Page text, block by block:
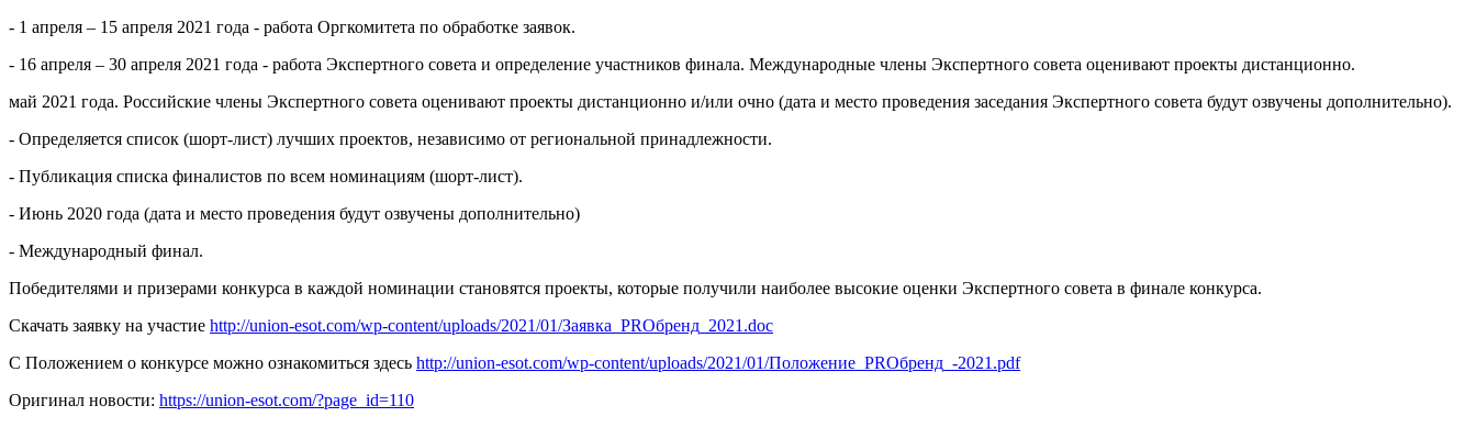
- 1 апреля – 15 апреля 2021 года - работа Оргкомитета по обработке заявок.
- 16 апреля – 30 апреля 2021 года - работа Экспертного совета и определение участников финала. Международные члены Экспертного совета оценивают проекты дистанционно.
май 2021 года. Российские члены Экспертного совета оценивают проекты дистанционно и/или очно (дата и место проведения заседания Экспертного совета будут озвучены дополнительно).
- Определяется список (шорт-лист) лучших проектов, независимо от региональной принадлежности.
- Публикация списка финалистов по всем номинациям (шорт-лист).
- Июнь 2020 года (дата и место проведения будут озвучены дополнительно)
- Международный финал.
Победителями и призерами конкурса в каждой номинации становятся проекты, которые получили наиболее высокие оценки Экспертного совета в финале конкурса.
Скачать заявку на участие http://union-esot.com/wp-content/uploads/2021/01/Заявка_PROбренд_2021.doc
С Положением о конкурсе можно ознакомиться здесь http://union-esot.com/wp-content/uploads/2021/01/Положение_PROбренд_-2021.pdf
Оригинал новости: https://union-esot.com/?page_id=110